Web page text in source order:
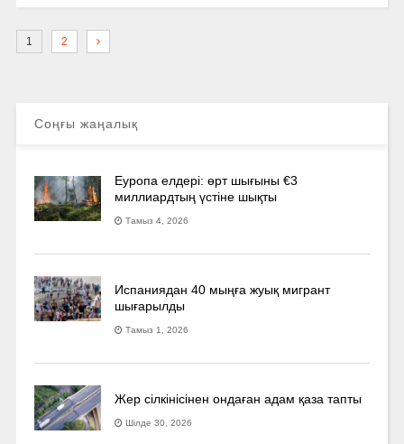
1 2
Соңғы жаңалық
Еуропа елдері: өрт шығыны €3
миллиардтың үстіне шықты
Тамыз 4, 2026
Испаниядан 40 мыңға жуық мигрант
шығарылды
Тамыз 1, 2026
Жер сілкінісінен ондаған адам қаза тапты
Шілде 30, 2026